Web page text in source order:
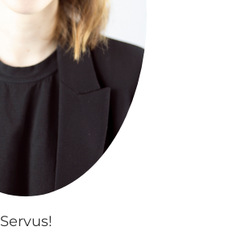
Servus!